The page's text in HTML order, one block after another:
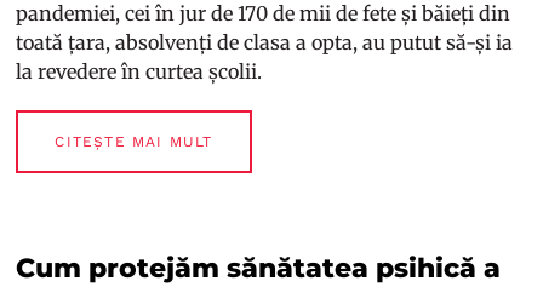
pandemiei, cei în jur de 170 de mii de fete și băieți din
toată țara, absolvenți de clasa a opta, au putut să-și ia
la revedere în curtea școlii.
CITEȘTE MAI MULT
Cum protejăm sănătatea psihică a